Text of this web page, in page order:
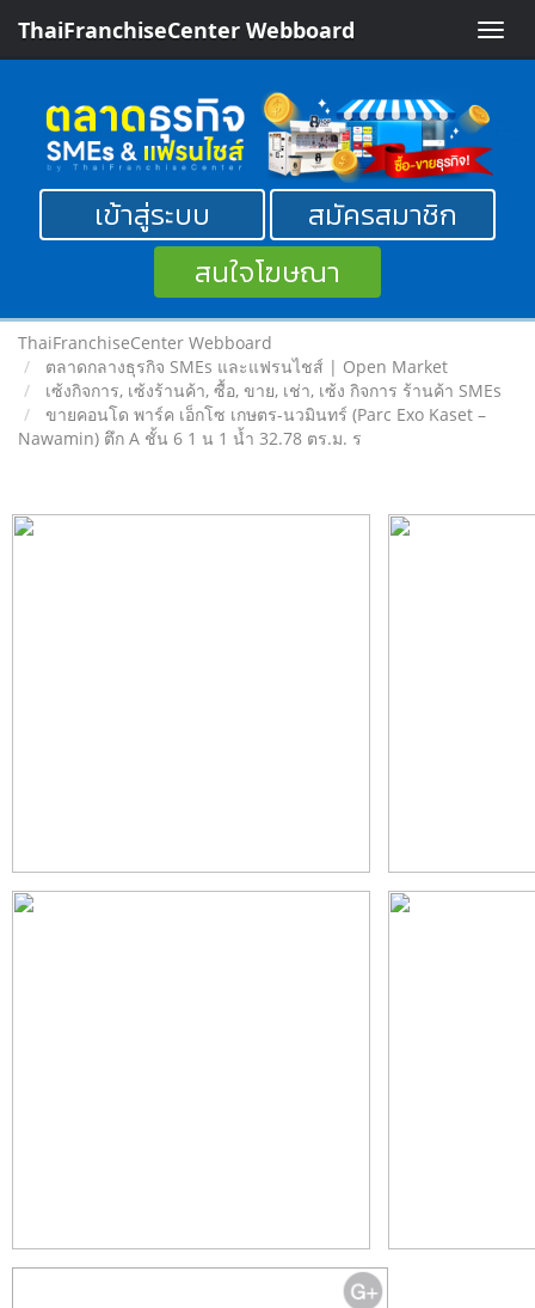
Toggle
ThaiFranchiseCenter Webboard
เข้าสู่ระบบ
สมัครสมาชิก
สนใจโฆษณา
ThaiFranchiseCenter Webboard
ตลาดกลางธุรกิจ SMEs และแฟรนไชส์ | Open Market
เซ้งกิจการ, เซ้งร้านค้า, ซื้อ, ขาย, เช่า, เซ้ง กิจการ ร้านค้า SMEs
ขายคอนโด พาร์ค เอ็กโซ เกษตร-นวมินทร์ (Parc Exo Kaset –
Nawamin) ตึก A ชั้น 6 1 น 1 น้ำ 32.78 ตร.ม. ร